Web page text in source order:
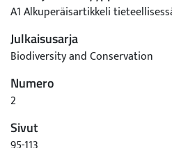
A1 Alkuperäisartikkeli
Julkaisusarja
Biodiversity and Conservation
Numero
2
Sivut